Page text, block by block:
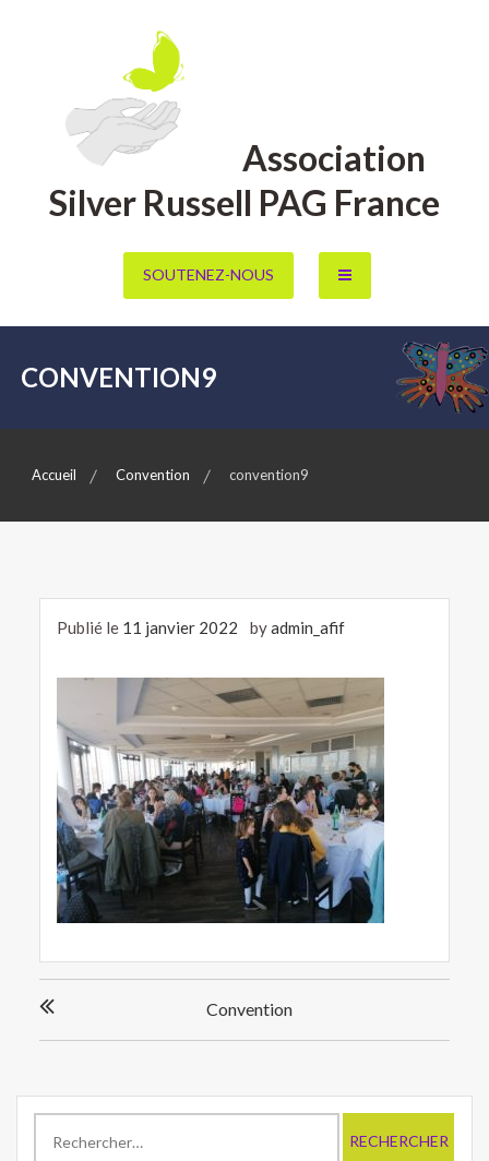
Association
Silver Russell PAG France
SOUTENEZ-NOUS
CONVENTION9
Accueil Convention convention9
Publié le 11 janvier 2022 byadmin_afif
de
l’article
Convention